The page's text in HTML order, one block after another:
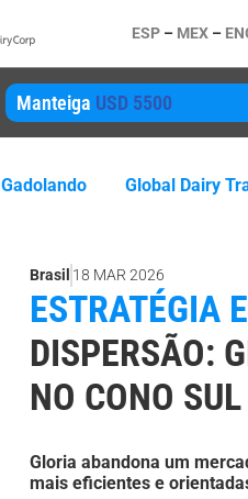
ESP – MEX –
Manteiga USD 5500
Gadolando Global Dairy
Brasil 18 MAR 2026
ESTRATÉGIA
DISPERSÃO:
NO CONO
Gloria abandona um
mais eficientes e